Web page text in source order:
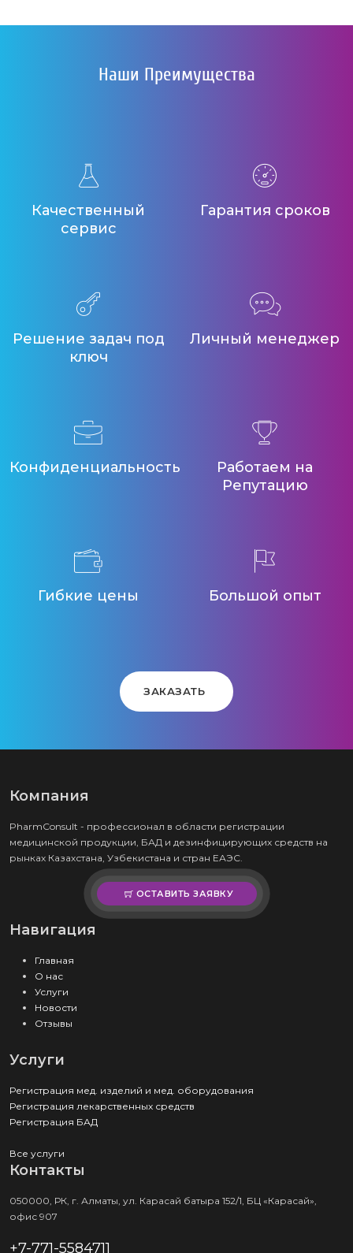
Наши Преимущества
Качественный
сервис
Гарантия сроков
Решение задач под
ключ
Личный менеджер
Конфиденциальность
Работаем на
Репутацию
Гибкие цены Большой опыт
ЗАКАЗАТЬ
Компания
PharmConsult - профессионал в области регистрации
медицинской продукции, БАД и дезинфицирующих средств на
рынках Казахстана, Узбекистана и стран ЕАЭС.
ОСТАВИТЬ ЗАЯВКУ
Навигация
Главная
О нас
Услуги
Новости
Отзывы
Услуги
Регистрация мед. изделий и мед. оборудования
Регистрация лекарственных средств
Регистрация БАД
Все услуги
Контакты
050000, РК, г. Алматы, ул. Карасай батыра 152/1, БЦ «Карасай»,
офис 907
+7-771-5584711